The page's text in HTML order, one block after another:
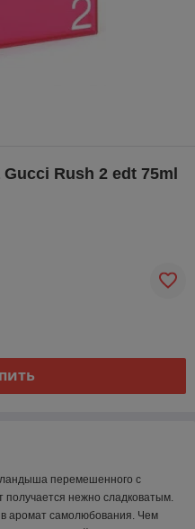
Rush 2 edt 75ml
перемешенного с
нежно сладковатым.
аромат самолюбования. Чем